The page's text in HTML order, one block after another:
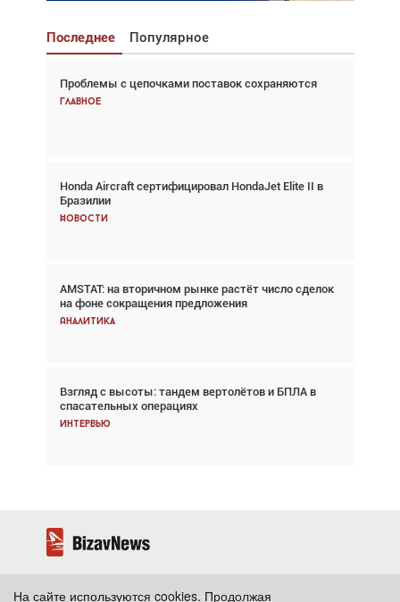
Последнее Популярное
Проблемы с цепочками поставок сохраняются
Главное
Honda Aircraft сертифицировал HondaJet Elite II в
Бразилии
Новости
AMSTAT: на вторичном рынке растёт число сделок
на фоне сокращения предложения
Аналитика
Взгляд с высоты: тандем вертолётов и БПЛА в
спасательных операциях
Интервью
Взгляд с высоты: тандем вертолётов и БПЛА в
спасательных операциях
Авиационный фотограф Дэйв Кох: «Фотография
говорит сама за себя... а ИИ всё портит»
Новости
Проблемы с цепочками поставок сохраняются
Аналитика
Частный самолёт – это актив. Подходите к
покупке соответствующим образом
Интервью
На сайте используются cookies. Продолжая